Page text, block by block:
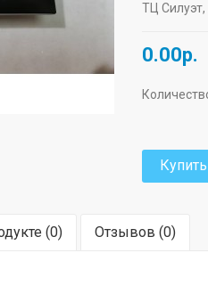
ТЦ Силуэт,
0.00р.
Купить
(0) Отзывов (0)